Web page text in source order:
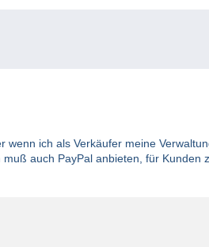
wenn ich als Verkäufer meine
auch PayPal anbieten, für Kunden